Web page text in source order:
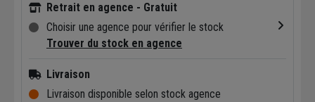
Retrait en agence - Gratuit
Choisir une agence pour vérifier le stock
Trouver du stock en agence
Livraison
Livraison disponible selon stock agence